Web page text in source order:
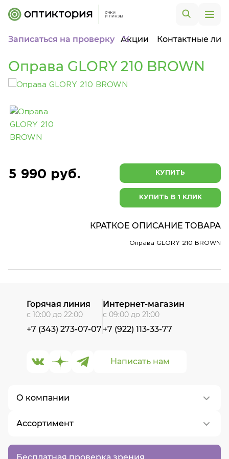
Записаться на проверку Акции Контактные
Оправа GLORY 210 BROWN
5 990 руб. КУПИТЬ
КУПИТЬ В 1 КЛИК
КРАТКОЕ ОПИСАНИЕ ТОВАРА
Оправа GLORY 210 BROWN
Бесплатная проверка зрения
О компании
О нас
Контакты
Ассортимент
Написать нам
Горячая линия
с 10:00 до 22:00
+7 (343) 273-07-07
Интернет-магазин
с 09:00 до 21:00
+7 (922) 113-33-77